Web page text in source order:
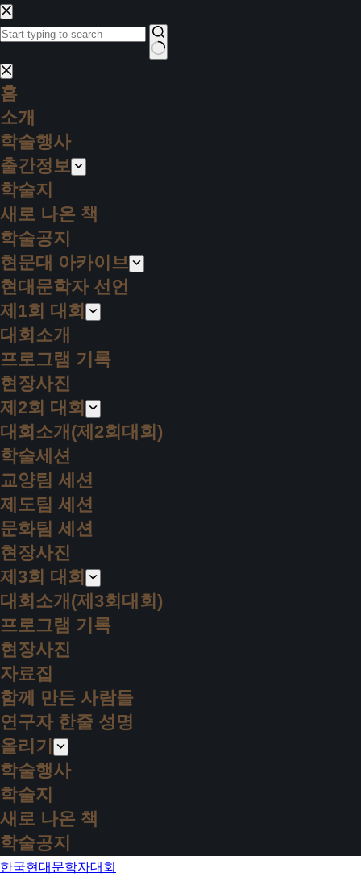
본
문
로
건
너
뛰
기
결
과
없
음
홈
소개
학술행사
출간정보
학술지
새로 나온 책
학술공지
현문대 아카이브
현대문학자 선언
제1회 대회
대회소개
프로그램 기록
현장사진
제2회 대회
대회소개(제2회대회)
학술세션
교양팀 세션
제도팀 세션
문화팀 세션
현장사진
제3회 대회
대회소개(제3회대회)
프로그램 기록
현장사진
자료집
함께 만든 사람들
연구자 한줄 성명
올리기
학술행사
학술지
새로 나온 책
학술공지
한국현대문학자대회